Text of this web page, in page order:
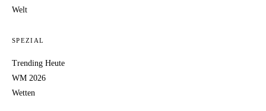
Welt
SPEZIAL
Trending Heute
WM 2026
Wetten